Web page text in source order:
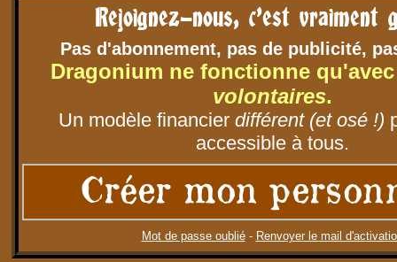
Rejoignez-nous, c'est vraiment
Pas d'abonnement, pas de publicité,
Dragonium ne fonctionne
volontaires.
Un modèle financier différent (et osé !)
accessible à tous.
Créer mon
Mot de passe oublié- Renvoyer le mail